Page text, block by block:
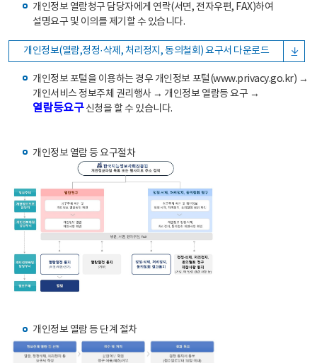
개인정보 열람청구 담당자에게 연락(서면, 전자우편, FAX)하여
설명요구 및 이의를 제기할 수 있습니다.
개인정보(열람,정정·삭제, 처리정지, 동의철회) 요구서 다운로드
개인정보 포털을 이용하는 경우 개인정보 포털(www.privacy.go.kr) →
개인서비스 정보주체 권리행사 → 개인정보 열람등 요구 →
열람등요구신청을 할 수 있습니다.
개인정보 열람 등 요구절차
개인정보 열람 등 단계 절차